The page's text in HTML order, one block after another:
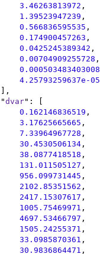
3.46263813972 ,
1.39523947239 ,
0.566836595535 ,
0.174900457263 ,
0.0425245389342 ,
0.00704909255728 ,
0.000503483403008
4.25793259637e-05
            "
dvar": [
0.162146836519 ,
3.17625665665 ,
7.33964967728 ,
30.4530506134 ,
38.0877418518 ,
131.011505127 ,
956.099731445 ,
2102.85351562 ,
2417.15307617 ,
1005.75469971 ,
4697.53466797 ,
1505.24255371 ,
33.0985870361 ,
30.9836864471 ,